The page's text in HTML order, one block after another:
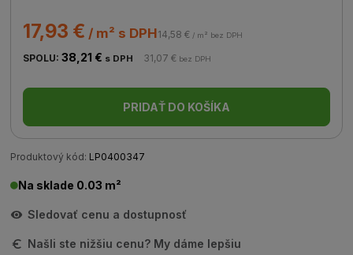
17,93 € / m² s DPH14,58 € / m² bez DPH
SPOLU:38,21 € s DPH 31,07 € bez DPH
PRIDAŤ DO KOŠÍKA
Produktový kód: LP0400347
Na sklade 0.03 m²
Sledovať cenu a dostupnosť
Našli ste nižšiu cenu? My dáme lepšiu